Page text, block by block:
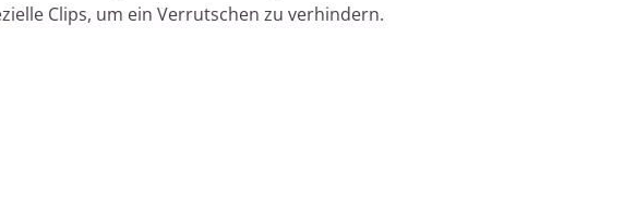
Clips, um ein Verrutschen zu verhindern.